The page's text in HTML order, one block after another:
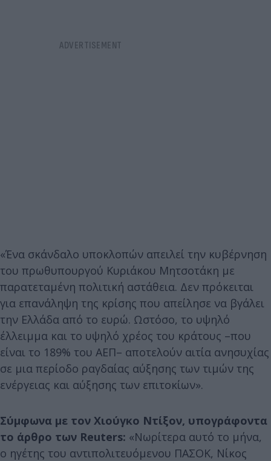
«Ένα σκάνδαλο υποκλοπών απειλεί την κυβέρνηση
του πρωθυπουργού Κυριάκου Μητσοτάκη με
παρατεταμένη πολιτική αστάθεια. Δεν πρόκειται
για επανάληψη της κρίσης που απείλησε να βγάλει
την Ελλάδα από το ευρώ. Ωστόσο, το υψηλό
έλλειμμα και το υψηλό χρέος του κράτους –που
είναι το 189% του ΑΕΠ– αποτελούν αιτία ανησυχίας
σε μια περίοδο ραγδαίας αύξησης των τιμών της
ενέργειας και αύξησης των επιτοκίων».
Σύμφωνα με τον Χιούγκο Ντίξον, υπογράφοντα
το άρθρο των Reuters: «Νωρίτερα αυτό το μήνα,
ο ηγέτης του αντιπολιτευόμενου ΠΑΣΟΚ, Νίκος